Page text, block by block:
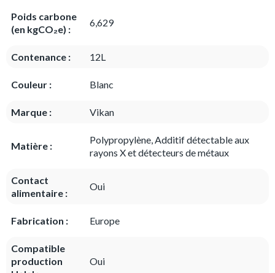
Poids carbone
(en kgCO₂e) :
6,629
Contenance : 12L
Couleur : Blanc
Marque : Vikan
Matière :
Polypropylène, Additif détectable aux
rayons X et détecteurs de métaux
Contact
alimentaire :
Oui
Fabrication : Europe
Compatible
production
Oui